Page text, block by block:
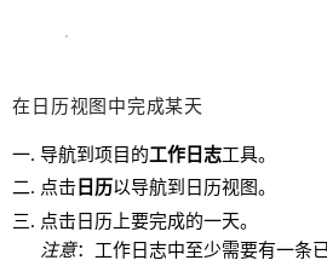
在日历视图中完成某天
导航到项目的工作日志工具。
点击 日历以导航到日历视图。
点击日历上要完成的一天。
注意：工作日志中至少需要有一条